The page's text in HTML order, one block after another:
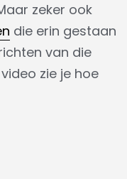
zeker ook
die erin gestaan
van die
zie je hoe